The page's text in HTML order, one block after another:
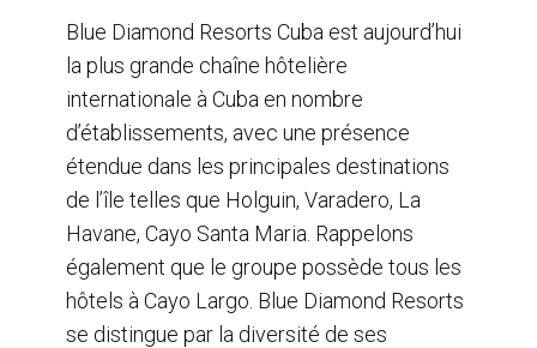
Blue Diamond Resorts Cuba est aujourd’hui
la plus grande chaîne hôtelière
internationale à Cuba en nombre
d’établissements, avec une présence
étendue dans les principales destinations
de l’île telles que Holguin, Varadero, La
Havane, Cayo Santa Maria. Rappelons
également que le groupe possède tous les
hôtels à Cayo Largo. Blue Diamond Resorts
se distingue par la diversité de ses